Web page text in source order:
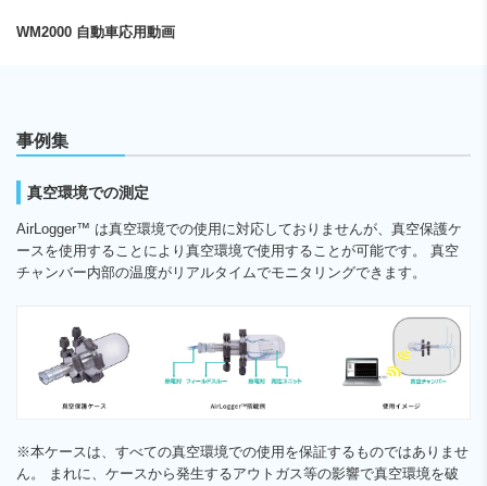
WM2000 自動車応用動画
事例集
真空環境での測定
AirLogger™ は真空環境での使用に対応しておりませんが、真空保護ケ
ースを使用することにより真空環境で使用することが可能です。 真空
チャンバー内部の温度がリアルタイムでモニタリングできます。
※本ケースは、すべての真空環境での使用を保証するものではありませ
ん。 まれに、ケースから発生するアウトガス等の影響で真空環境を破